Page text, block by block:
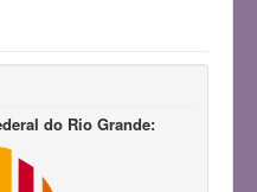
do Rio Grande: